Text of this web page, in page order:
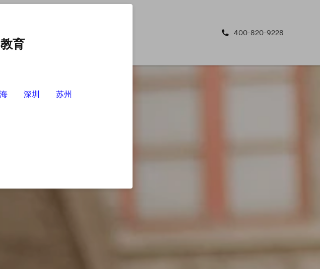
400-820-9228
育
深圳 苏州